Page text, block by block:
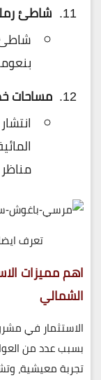
شاطئ
مساحات
تعرف
اهم مميزات
الشمالي
الاستثمار في
بسبب عدد من
تجربة معيشية،